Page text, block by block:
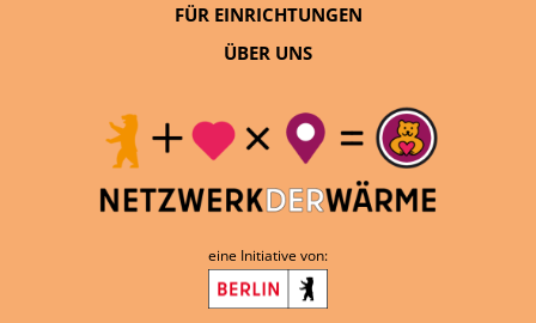
eine Initiative von:
FÜR EINRICHTUNGEN
ÜBER UNS